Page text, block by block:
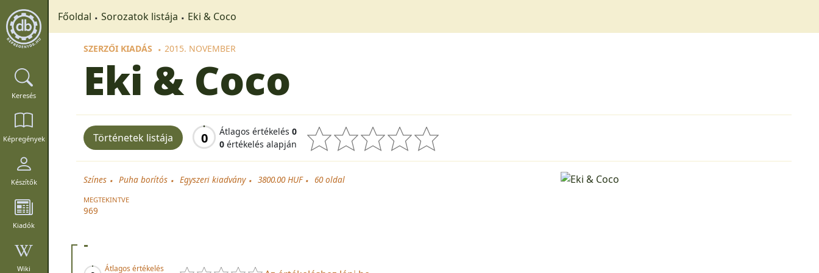
Keresés
Képregények
Készítők
Kiadók
Wiki
Főoldal Sorozatok listája Eki & Coco
SZERZŐI KIADÁS 2015. NOVEMBER
Eki & Coco
Történetek listája 0 Átlagos értékelés 0
0 értékelés alapján
Színes Puha borítós Egyszeri kiadvány 3800.00 HUF 60oldal
MEGTEKINTVE
969
-
Átlagos értékelés